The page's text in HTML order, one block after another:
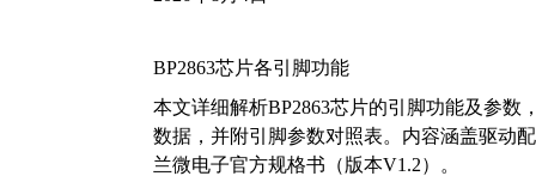
BP2863芯片各引脚功能
本文详细解析BP2863芯片的引脚功能及参
数据，并附引脚参数对照表。内容涵盖驱动
兰微电子官方规格书（版本V1.2）。